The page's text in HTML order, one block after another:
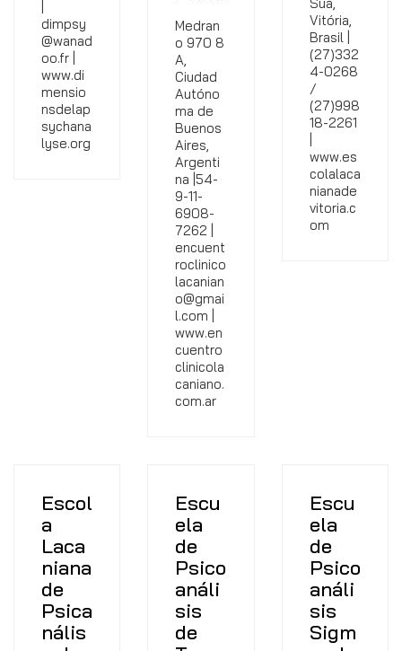
dimpsy
@wanad
oo.fr |
www.di
mensio
nsdelap
sychana
lyse.org
Medran
o 970 8
A,
Ciudad
Autóno
ma de
Buenos
Aires,
Argenti
na |54-
9-11-
6908-
7262 |
encuent
roclinico
lacanian
o@gmai
l.com |
www.en
cuentro
clinicola
caniano.
com.ar
Vitória,
Brasil |
(27)332
4-0268
/
(27)998
18-2261
www.es
colalaca
nianade
vitoria.c
om
Escol
a
Laca
niana
de
Psica
nális
Escu
ela
de
Psico
análi
sis
de
Escu
ela
de
Psico
análi
sis
Sigm